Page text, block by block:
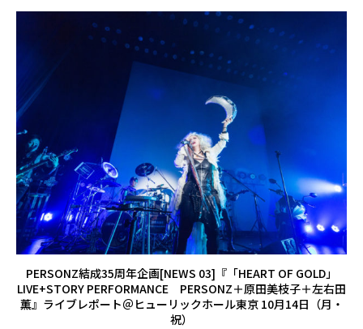
PERSONZ結成35周年企画[NEWS 03]『「HEART OF GOLD」
LIVE+STORY PERFORMANCE PERSONZ＋原田美枝子＋左右田
薫』ライブレポート＠ヒューリックホール東京 10月14日（月・
祝）